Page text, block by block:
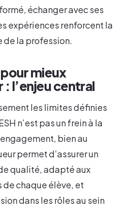
échanger avec ses
expériences renforcent la
la profession.
mieux
l’enjeu central
les limites définies
n’est pas un frein à la
bien au
permet d’assurer un
qualité, adapté aux
chaque élève, et
dans les rôles au sein